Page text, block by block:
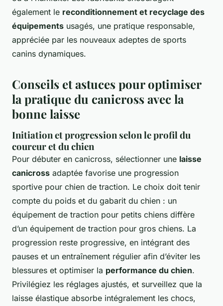
également le reconditionnement et recyclage des
équipements usagés, une pratique responsable,
appréciée par les nouveaux adeptes de sports
canins dynamiques.
Conseils et astuces pour optimiser
la pratique du canicross avec la
bonne laisse
Initiation et progression selon le profil du
coureur et du chien
Pour débuter en canicross, sélectionner une laisse
canicross adaptée favorise une progression
sportive pour chien de traction. Le choix doit tenir
compte du poids et du gabarit du chien : un
équipement de traction pour petits chiens diffère
d’un équipement de traction pour gros chiens. La
progression reste progressive, en intégrant des
pauses et un entraînement régulier afin d’éviter les
blessures et optimiser la performance du chien.
Privilégiez les réglages ajustés, et surveillez que la
laisse élastique absorbe intégralement les chocs,